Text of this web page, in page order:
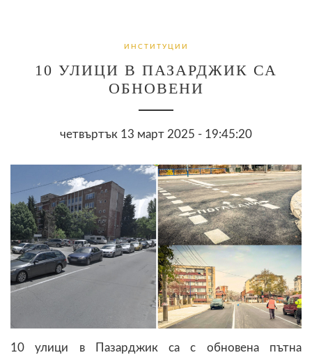
ИНСТИТУЦИИ
10 УЛИЦИ В ПАЗАРДЖИК СА
ОБНОВЕНИ
четвъртък 13 март 2025 - 19:45:20
10 улици в Пазарджик са с обновена пътна